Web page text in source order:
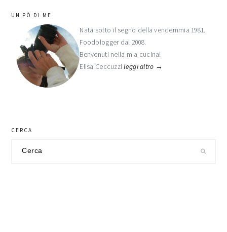
barra
laterale
primaria
UN PÒ DI ME
Nata sotto il segno della vendemmia 1981.
Foodblogger dal 2008.
Benvenuti nella mia cucina!
Elisa Ceccuzzileggi altro →
CERCA